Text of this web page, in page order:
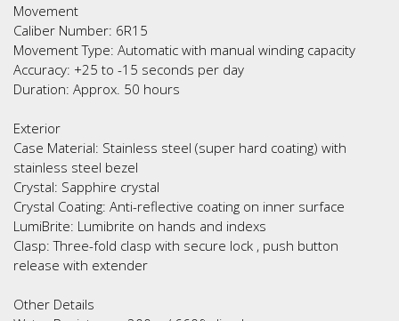
Movement
Caliber Number: 6R15
Movement Type: Automatic with manual winding capacity
Accuracy: +25 to -15 seconds per day
Duration: Approx. 50 hours
Exterior
Case Material: Stainless steel (super hard coating) with
stainless steel bezel
Crystal: Sapphire crystal
Crystal Coating: Anti-reflective coating on inner surface
LumiBrite: Lumibrite on hands and indexs
Clasp: Three-fold clasp with secure lock , push button
release with extender
Other Details